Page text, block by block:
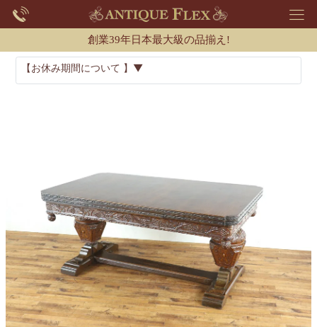
創業39年日本最大級の品揃え!
【お休み期間について 】▼